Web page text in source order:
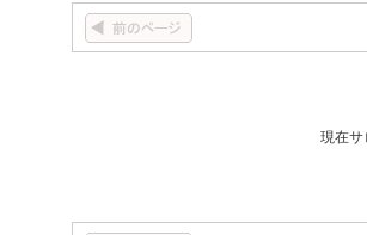
現在サ